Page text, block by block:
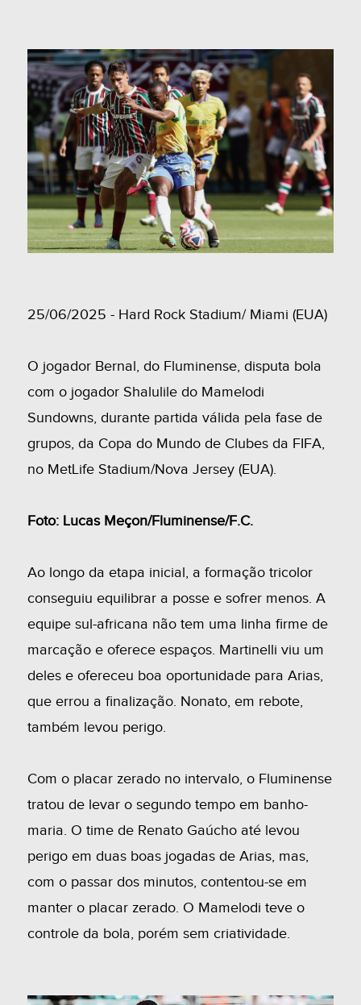
25/06/2025 - Hard Rock Stadium/ Miami (EUA)
O jogador Bernal, do Fluminense, disputa bola
com o jogador Shalulile do Mamelodi
Sundowns, durante partida válida pela fase de
grupos, da Copa do Mundo de Clubes da FIFA,
no MetLife Stadium/Nova Jersey (EUA).
Foto: Lucas Meçon/Fluminense/F.C.
Ao longo da etapa inicial, a formação tricolor
conseguiu equilibrar a posse e sofrer menos. A
equipe sul-africana não tem uma linha firme de
marcação e oferece espaços. Martinelli viu um
deles e ofereceu boa oportunidade para Arias,
que errou a finalização. Nonato, em rebote,
também levou perigo.
Com o placar zerado no intervalo, o Fluminense
tratou de levar o segundo tempo em banho-
maria. O time de Renato Gaúcho até levou
perigo em duas boas jogadas de Arias, mas,
com o passar dos minutos, contentou-se em
manter o placar zerado. O Mamelodi teve o
controle da bola, porém sem criatividade.